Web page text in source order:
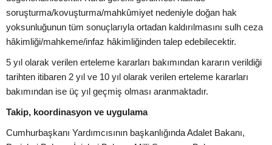
soruşturma/kovuşturma/mahkûmiyet nedeniyle doğan hak
yoksunluğunun tüm sonuçlarıyla ortadan kaldırılmasını sulh ceza
hâkimliği/mahkeme/infaz hâkimliğinden talep edebilecektir.
5 yıl olarak verilen erteleme kararları bakımından kararın verildiği
tarihten itibaren 2 yıl ve 10 yıl olarak verilen erteleme kararları
bakımından ise üç yıl geçmiş olması aranmaktadır.
Takip, koordinasyon ve uygulama
Cumhurbaşkanı Yardımcısının başkanlığında Adalet Bakanı,